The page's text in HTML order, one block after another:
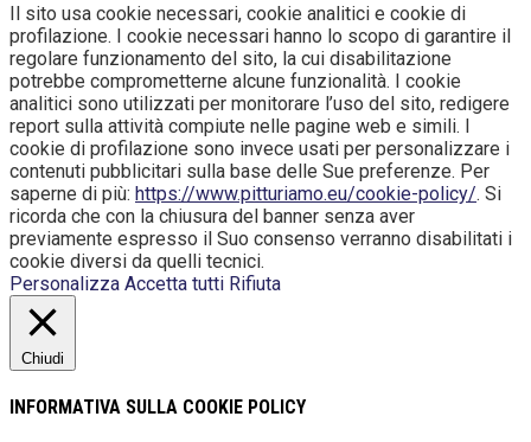
Il sito usa cookie necessari, cookie analitici e cookie di
profilazione. I cookie necessari hanno lo scopo di garantire il
regolare funzionamento del sito, la cui disabilitazione
potrebbe comprometterne alcune funzionalità. I cookie
analitici sono utilizzati per monitorare l’uso del sito, redigere
report sulla attività compiute nelle pagine web e simili. I
cookie di profilazione sono invece usati per personalizzare i
contenuti pubblicitari sulla base delle Sue preferenze. Per
saperne di più: https://www.pitturiamo.eu/cookie-policy/. Si
ricorda che con la chiusura del banner senza aver
previamente espresso il Suo consenso verranno disabilitati i
cookie diversi da quelli tecnici.
Personalizza Accetta tutti Rifiuta
Chiudi
INFORMATIVA SULLA COOKIE POLICY